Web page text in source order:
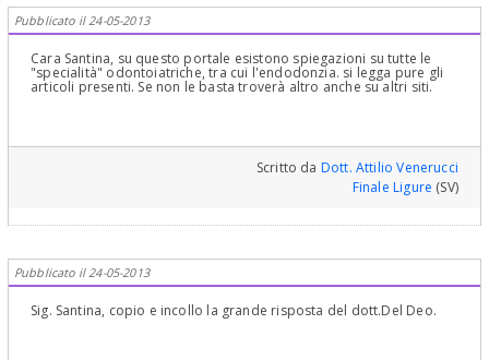
Pubblicato il 24-05-2013
Cara Santina, su questo portale esistono spiegazioni su tutte le
"specialità" odontoiatriche, tra cui l'endodonzia. si legga pure gli
articoli presenti. Se non le basta troverà altro anche su altri siti.
Scritto da Dott. Attilio Venerucci
Finale Ligure (SV)
Pubblicato il 24-05-2013
Sig. Santina, copio e incollo la grande risposta del dott.Del Deo.